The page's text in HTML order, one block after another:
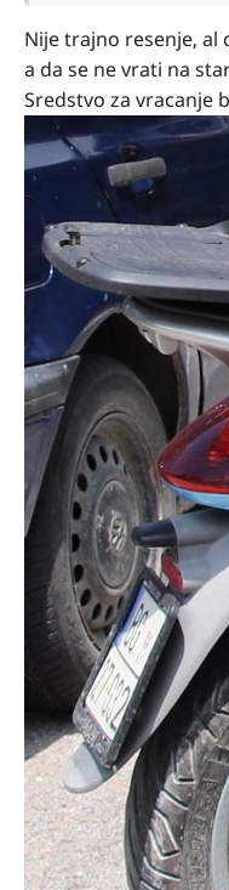
Nije trajno resenje, al
a da se ne vrati na
Sredstvo za vracanje